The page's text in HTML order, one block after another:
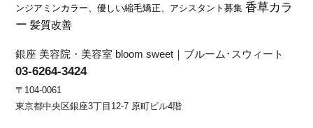
ンジアミンカラー、優しい縮毛矯正、アシスタント募集 香草カラ
ー 髪質改善
銀座 美容院・美容室 bloom sweet｜ブルーム･スウィート
03-6264-3424
〒104-0061
東京都中央区銀座3丁目12-7 原町ビル4階